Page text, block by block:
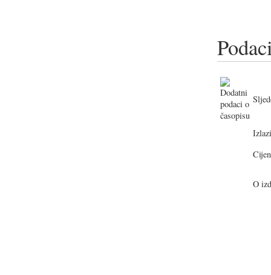
O